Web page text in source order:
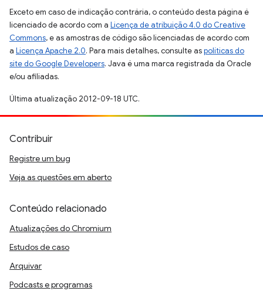
Exceto em caso de indicação contrária, o conteúdo desta página é
licenciado de acordo com a Licença de atribuição 4.0 do Creative
Commons, e as amostras de código são licenciadas de acordo com
a Licença Apache 2.0. Para mais detalhes, consulte aspolíticas do
site do Google Developers. Java é uma marca registrada da Oracle
e/ou afiliadas.
Última atualização 2012-09-18 UTC.
Contribuir
Registre um bug
Veja as questões em aberto
Conteúdo relacionado
Atualizações do Chromium
Estudos de caso
Arquivar
Podcasts e programas